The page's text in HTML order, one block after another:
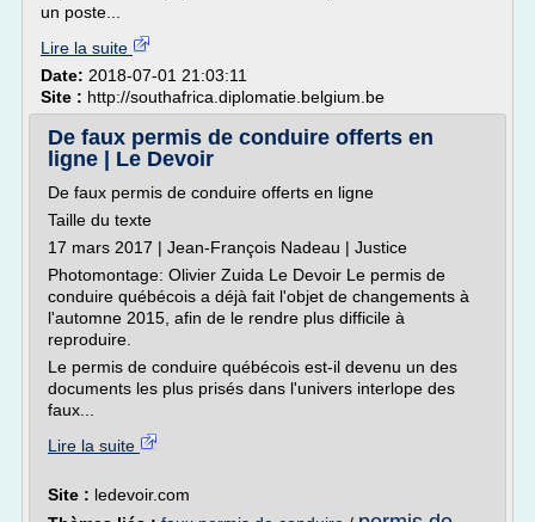
un poste...
Lire la suite
Date: 2018-07-01 21:03:11
Site : http://southafrica.diplomatie.belgium.be
De faux permis de conduire offerts en
ligne | Le Devoir
De faux permis de conduire offerts en ligne
Taille du texte
17 mars 2017 | Jean-François Nadeau | Justice
Photomontage: Olivier Zuida Le Devoir Le permis de
conduire québécois a déjà fait l'objet de changements à
l'automne 2015, afin de le rendre plus difficile à
reproduire.
Le permis de conduire québécois est-il devenu un des
documents les plus prisés dans l'univers interlope des
faux...
Lire la suite
Site : ledevoir.com